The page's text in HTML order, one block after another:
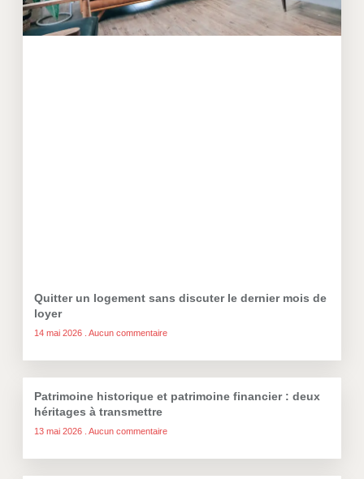
Quitter un logement sans discuter le dernier mois de
loyer
14 mai 2026 Aucun commentaire
Patrimoine historique et patrimoine financier : deux
héritages à transmettre
13 mai 2026 Aucun commentaire